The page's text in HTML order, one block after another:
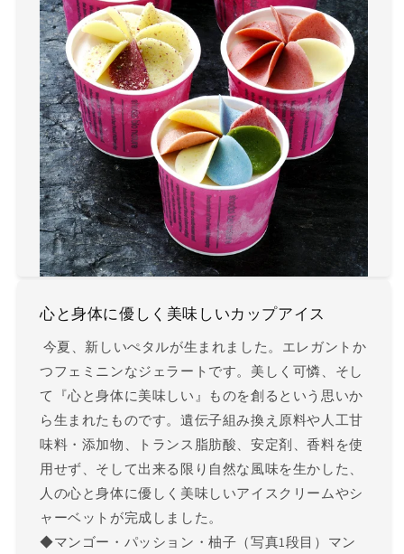
心と身体に優しく美味しいカップアイス
今夏、新しいぺタルが生まれました。エレガントか
つフェミニンなジェラートです。美しく可憐、そし
て『心と身体に美味しい』ものを創るという思いか
ら生まれたものです。遺伝子組み換え原料や人工甘
味料・添加物、トランス脂肪酸、安定剤、香料を使
用せず、そして出来る限り自然な風味を生かした、
人の心と身体に優しく美味しいアイスクリームやシ
ャーベットが完成しました。
◆マンゴー・パッション・柚子（写真1段目）マン